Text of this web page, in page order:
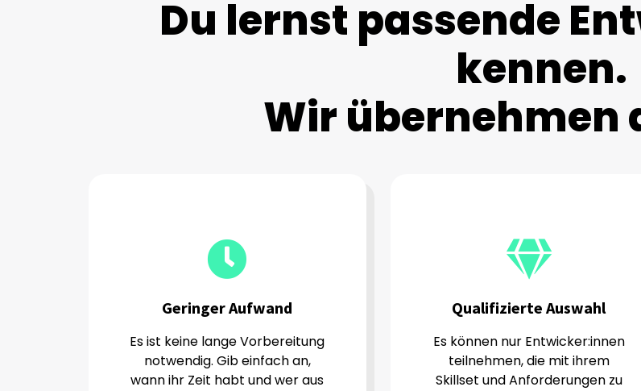
Du lernst passende
kennen.
Wir übernehmen
Geringer Aufwand
Es ist keine lange Vorbereitung
notwendig. Gib einfach an,
wann ihr Zeit habt und wer aus
Qualifizierte Auswahl
Es können nur Entwicker:innen
teilnehmen, die mit ihrem
Skillset und Anforderungen zu